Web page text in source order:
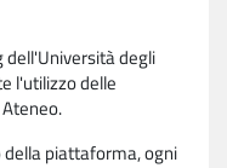
degli
l'utilizzo delle
piattaforma, ogni